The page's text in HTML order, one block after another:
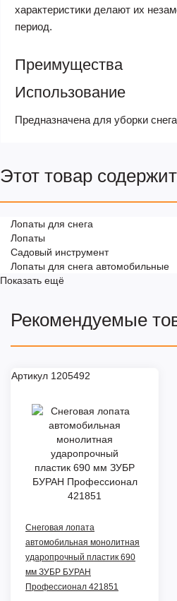
характеристики делают их
период.
Преимущества
Использование
Предназначена для уборки
Этот товар
Лопаты для снега
Лопаты
Садовый инструмент
Лопаты для снега автомобильные
Показать ещё
Рекомендуемые
Артикул 1205492
Снеговая лопата
автомобильная монолитная
ударопрочный пластик 690
мм ЗУБР БУРАН
Профессионал 421851